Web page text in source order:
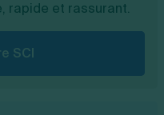
rapide et rassurant.
SCI